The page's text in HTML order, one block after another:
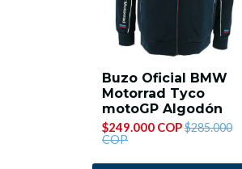
Buzo Oficial BMW
Motorrad Tyco
motoGP Algodón
$249.000 COP$285.000
COP